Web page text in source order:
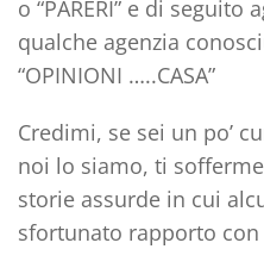
o “PARERI” e di
qualche agenzia
“OPINIONI …..CASA”
Credimi, se sei un po’
noi lo siamo, ti
storie assurde in cui
sfortunato rapporto con